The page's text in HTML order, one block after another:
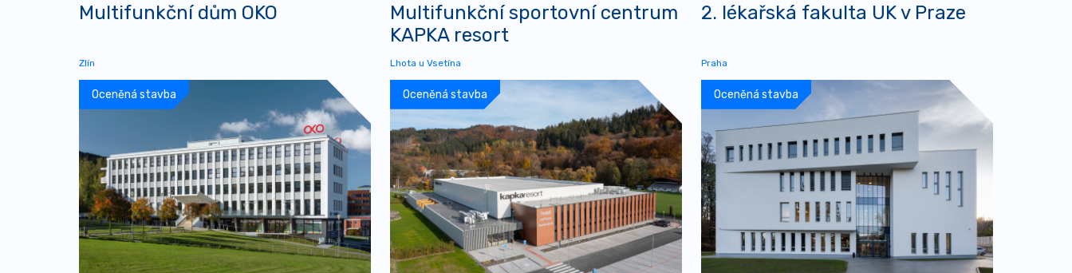
Multifunkční dům OKO
Zlín
Oceněná stavba
Multifunkční sportovní centrum
KAPKA resort
Lhota u Vsetína
Oceněná stavba
2. lékařská fakulta UK v Praze
Praha
Oceněná stavba